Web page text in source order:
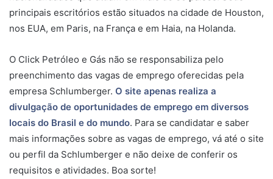
principais escritórios estão situados na cidade de Houston,
nos EUA, em Paris, na França e em Haia, na Holanda.
O Click Petróleo e Gás não se responsabiliza pelo
preenchimento das vagas de emprego oferecidas pela
empresa Schlumberger. O site apenas realiza a
divulgação de oportunidades de emprego em diversos
locais do Brasil e do mundo. Para se candidatar e saber
mais informações sobre as vagas de emprego, vá até o site
ou perfil da Schlumberger e não deixe de conferir os
requisitos e atividades. Boa sorte!